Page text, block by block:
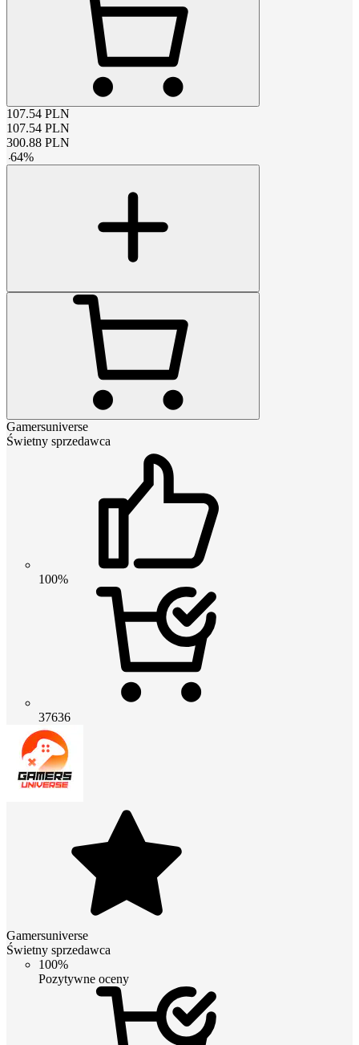
107.54 PLN
107.54 PLN
300.88 PLN
-64%
Gamersuniverse
Świetny sprzedawca
100%
37636
Gamersuniverse
Świetny sprzedawca
100%
Pozytywne oceny